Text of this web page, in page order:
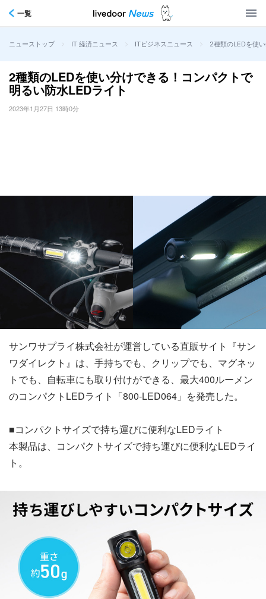
一覧
ニューストップ > IT 経済ニュース > ITビジネスニュース > 2種類のLEDを使
2種類のLEDを使い分けできる！コンパクトで
明るい防水LEDライト
2023年1月27日 13時0分
サンワサプライ株式会社が運営している直販サイト『サン
ワダイレクト』は、手持ちでも、クリップでも、マグネッ
トでも、自転車にも取り付けができる、最大400ルーメン
のコンパクトLEDライト「800-LED064」を発売した。
■コンパクトサイズで持ち運びに便利なLEDライト
本製品は、コンパクトサイズで持ち運びに便利なLEDライ
ト。